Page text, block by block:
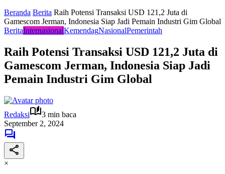
Beranda Berita Raih Potensi Transaksi USD 121,2 Juta di
Gamescom Jerman, Indonesia Siap Jadi Pemain Industri Gim Global
BeritaInternasionalKemendagNasionalPemerintah
Raih Potensi Transaksi USD 121,2 Juta di
Gamescom Jerman, Indonesia Siap Jadi
Pemain Industri Gim Global
Redaksi
3 min baca
September 2, 2024
×